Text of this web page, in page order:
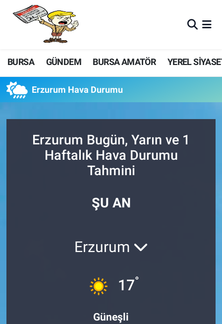
BURSA GÜNDEM BURSA AMATÖR YEREL
Erzurum Hava Durumu
Erzurum Bugün, Yarın ve 1
Haftalık Hava Durumu
Tahmini
ŞU AN
Erzurum
17°
Güneşli